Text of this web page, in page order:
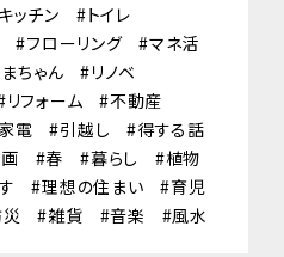
キッチン
トイレ
フローリング
マネ活
ちゃん
リノベ
リフォーム
不動産
電 引越し
得する話
春 暮らし
植物
理想の住まい
育児
雑貨 音楽 風水